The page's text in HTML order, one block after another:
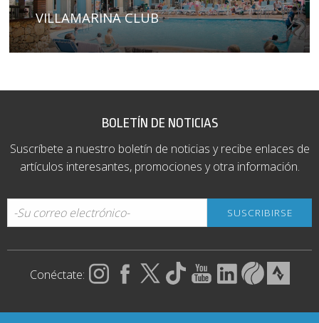
VILLAMARINA CLUB
BOLETÍN DE NOTICIAS
Suscríbete a nuestro boletín de noticias y recibe enlaces de
artículos interesantes, promociones y otra información.
Conéctate: